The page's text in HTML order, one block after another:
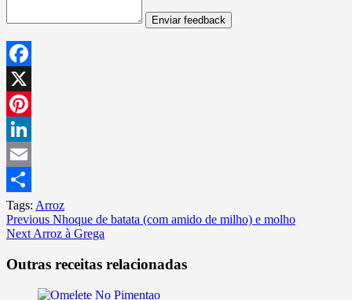
Enviar feedback
Facebook
X
Pinterest
LinkedIn
Email
Share
Tags: Arroz
Continue
Reading
Previous Nhoque de batata (com amido de milho) e molho
Next Arroz à Grega
Outras receitas relacionadas